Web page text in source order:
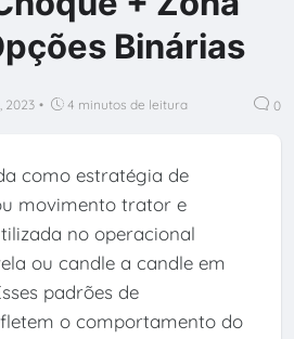
Binárias
2023 • 4 minutos de leitura 0
como estratégia de
movimento trator e
no operacional
ou candle a candle em
padrões de
o comportamento do